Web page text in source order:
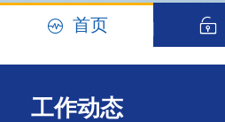
首页
工作动态